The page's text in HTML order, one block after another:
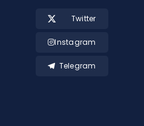
Twitter
Instagram
Telegram